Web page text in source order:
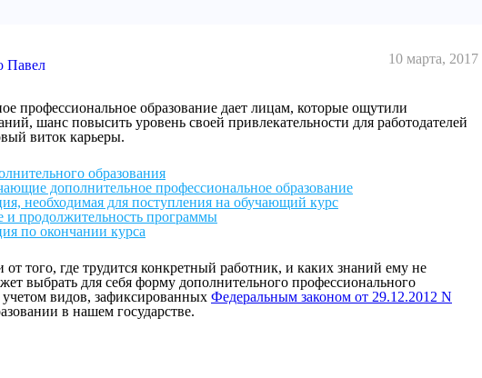
Павел 10 марта, 2017
профессиональное образование дает лицам, которые ощутили
шанс повысить уровень своей привлекательности для работодателей
виток карьеры.
образования
дополнительное профессиональное образование
необходимая для поступления на обучающий курс
и продолжительность программы
по окончании курса
от того, где трудится конкретный работник, и каких знаний ему не
выбрать для себя форму дополнительного профессионального
учетом видов, зафиксированных Федеральным законом от 29.12.2012 N
в нашем государстве.